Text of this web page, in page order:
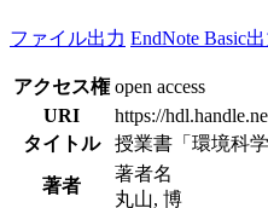
ファイル出力 EndNote Basic
アクセス権 open access
URI
https://
タイトル
授業書「環境科
著者
著者名
丸山, 博